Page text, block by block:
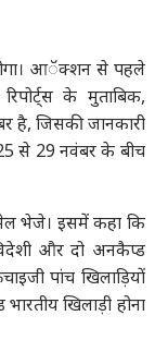
आॅक्शन से पहले
के मुताबिक,
है, जिसकी जानकारी
से 29 नवंबर के बीच
भेजे। इसमें कहा कि
और दो अनकैप्ड
पांच खिलाड़ियों
खिलाड़ी होना